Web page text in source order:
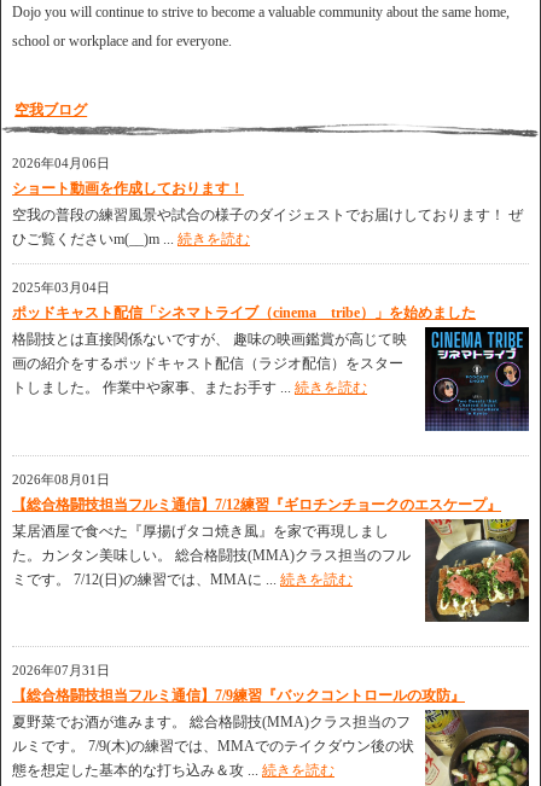
Dojo you will continue to strive to become a valuable community about the same home,
school or workplace and for everyone.
空我ブログ
2026年04月06日
ショート動画を作成しております！
空我の普段の練習風景や試合の様子のダイジェストでお届けしております！ ぜ
ひご覧くださいm(__)m ... 続きを読む
2025年03月04日
ポッドキャスト配信「シネマトライブ（cinema tribe）」を始めました
格闘技とは直接関係ないですが、 趣味の映画鑑賞が高じて映
画の紹介をするポッドキャスト配信（ラジオ配信）をスター
トしました。 作業中や家事、またお手す ... 続きを読む
2026年08月01日
【総合格闘技担当フルミ通信】7/12練習『ギロチンチョークのエスケープ』
某居酒屋で食べた『厚揚げタコ焼き風』を家で再現しまし
た。カンタン美味しい。 総合格闘技(MMA)クラス担当のフル
ミです。 7/12(日)の練習では、MMAに ... 続きを読む
2026年07月31日
【総合格闘技担当フルミ通信】7/9練習『バックコントロールの攻防』
夏野菜でお酒が進みます。 総合格闘技(MMA)クラス担当のフ
ルミです。 7/9(木)の練習では、MMAでのテイクダウン後の状
態を想定した基本的な打ち込み＆攻 ... 続きを読む